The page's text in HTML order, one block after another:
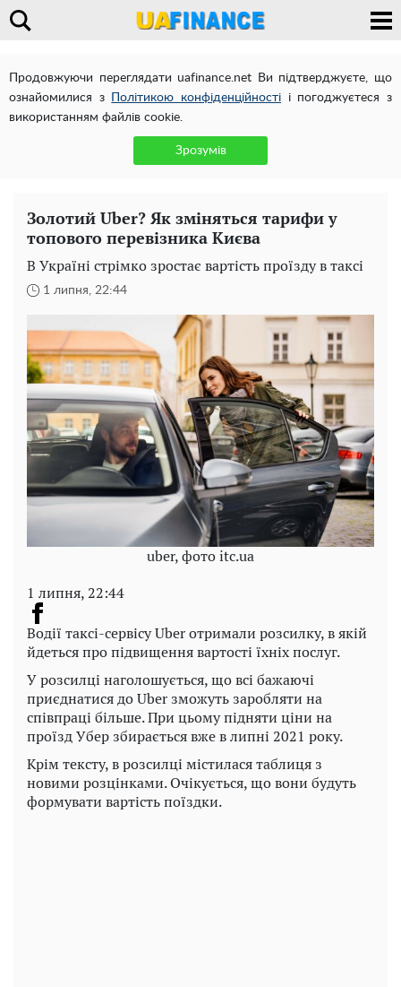
Продовжуючи переглядати uafinance.net Ви підтверджуєте, що
ознайомилися з
Політикою конфіденційності і погоджуєтеся з
використанням файлів cookie.
Зрозумів
Золотий Uber? Як зміняться тарифи у
топового перевізника Києва
В Україні стрімко зростає вартість проїзду в таксі
1 липня, 22:44
uber, фото itc.ua
1 липня, 22:44
Водії таксі-сервісу Uber отримали розсилку, в якій
йдеться про підвищення вартості їхніх послуг.
У розсилці наголошується, що всі бажаючі
приєднатися до Uber зможуть заробляти на
співпраці більше. При цьому підняти ціни на
проїзд Убер збирається вже в липні 2021 року.
Крім тексту, в розсилці містилася таблиця з
новими розцінками. Очікується, що вони будуть
формувати вартість поїздки.